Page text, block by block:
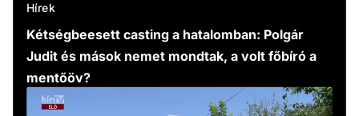
Hírek
Kétségbeesett casting a hatalomban: Polgár
Judit és mások nemet mondtak, a volt főbíró a
mentőöv?